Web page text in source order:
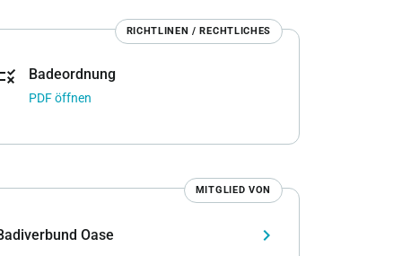
RICHTLINEN / RECHTLICHES
Badeordnung
PDF öffnen
MITGLIED VON
Oase keyboard_arrow_right